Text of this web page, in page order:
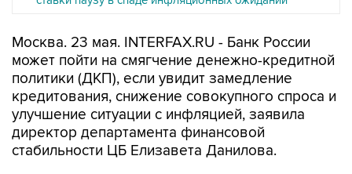
Москва. 23 мая. INTERFAX.RU - Банк России
может пойти на смягчение денежно-кредитной
политики (ДКП), если увидит замедление
кредитования, снижение совокупного спроса и
улучшение ситуации с инфляцией, заявила
директор департамента финансовой
стабильности ЦБ Елизавета Данилова.